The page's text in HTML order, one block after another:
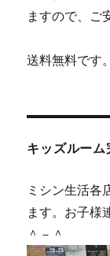
ますので、ご
送料無料で
キッズルーム
ミシン生活各
ます。お子様
＾－＾